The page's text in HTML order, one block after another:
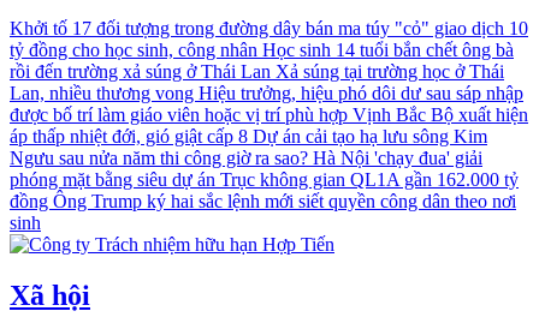
Khởi tố 17 đối tượng trong đường dây bán ma túy "cỏ" giao dịch 10
tỷ đồng cho học sinh, công nhân Học sinh 14 tuổi bắn chết ông bà
rồi đến trường xả súng ở Thái Lan Xả súng tại trường học ở Thái
Lan, nhiều thương vong Hiệu trưởng, hiệu phó dôi dư sau sáp nhập
được bố trí làm giáo viên hoặc vị trí phù hợp Vịnh Bắc Bộ xuất hiện
áp thấp nhiệt đới, gió giật cấp 8 Dự án cải tạo hạ lưu sông Kim
Ngưu sau nửa năm thi công giờ ra sao? Hà Nội 'chạy đua' giải
phóng mặt bằng siêu dự án Trục không gian QL1A gần 162.000 tỷ
đồng Ông Trump ký hai sắc lệnh mới siết quyền công dân theo nơi
sinh
Xã hội